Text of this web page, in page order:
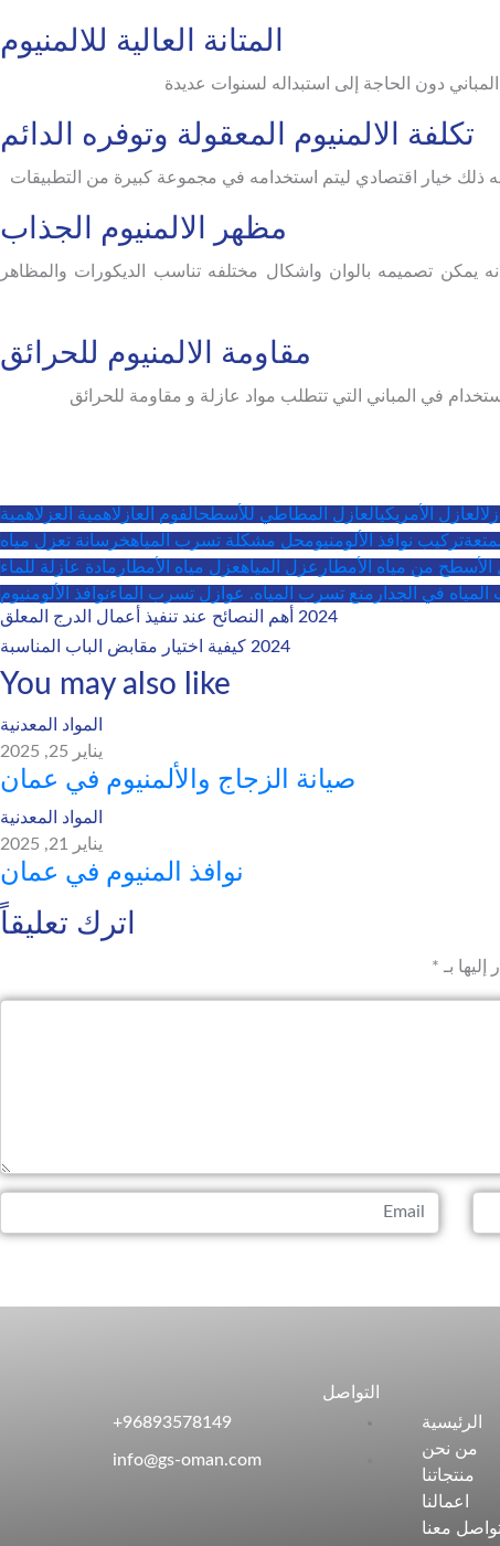
المتانة العالية للالمنيوم
دون الحاجة إلى استبداله لسنوات عديدة
تكلفة الالمنيوم المعقولة وتوفره الدائم
ذلك خيار اقتصادي ليتم استخدامه في مجموعة كبيرة من التطبيقات
مظهر الالمنيوم الجذاب
يمكن تصميمه بالوان واشكال مختلفه تناسب الديكورات والمظاهر
مقاومة الالمنيوم للحرائق
في المباني التي تتطلب مواد عازلة و مقاومة للحرائق
العازل الأمريكيالعازل المطاطي للأسطحالفوم العازلاهمية العزلاهمية
تركيب نوافذ الألومنيومحل مشكلة تسرب المياهخرسانة تعزل مياه
من مياه الأمطار عزل المياهعزل مياه الأمطار مادة عازلة للماء
في الجدار منع تسرب المياه. عوازل تسرب الماءنوافذ الألومنيوم
2024 أهم النصائح عند تنفيذ أعمال الدرج المعلق
2024 كيفية اختيار مقابض الباب المناسبة
You may also like
المواد المعدنية
يناير 25, 2025
صيانة الزجاج والألمنيوم في عمان
المواد المعدنية
يناير 21, 2025
نوافذ المنيوم في عمان
اترك تعليقاً
بـ *
الرئيسية
من نحن
منتجاتنا
اعمالنا
معنا
التواصل
96893578149​+
info@gs-oman.com